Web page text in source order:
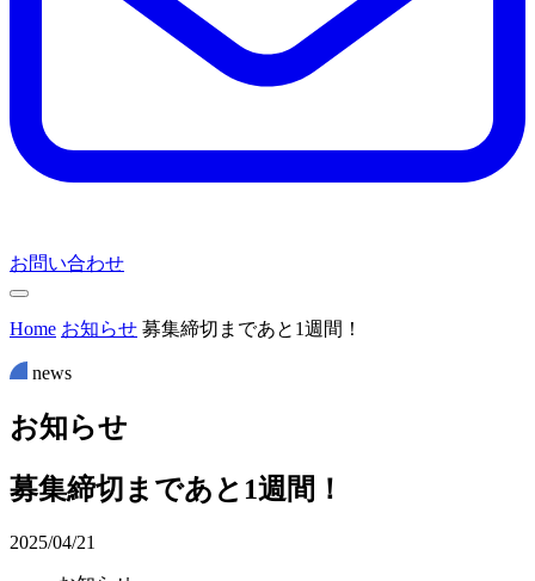
お問い合わせ
Home お知らせ 募集締切まであと1週間！
news
お知らせ
募集締切まであと1週間！
2025/04/21